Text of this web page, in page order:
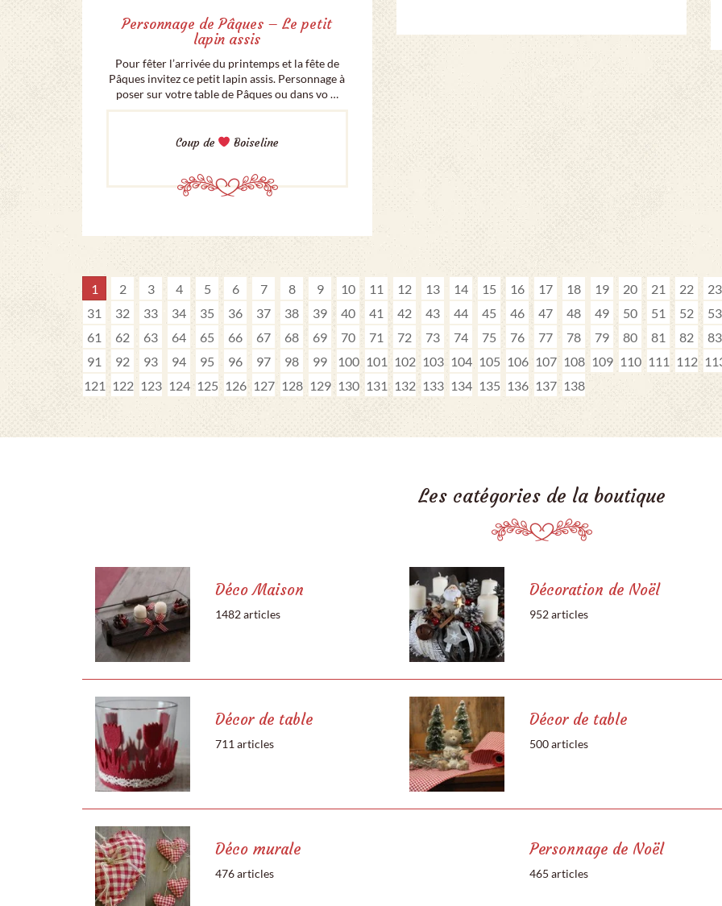
Personnage de Pâques – Le petit
lapin assis
Pour fêter l’arrivée du printemps et la fête de
Pâques invitez ce petit lapin assis. Personnage à
poser sur votre table de Pâques ou dans vo …
Coup de Boiseline
1 2 3 4 5 6 7 8 9 10 11 12 13 14 15 16 17 18 19 20 21 22
23
31
32 33 34 35 36 37 38 39 40 41 42 43 44 45 46 47 48 49 50 51 52
53
61
62 63 64 65 66 67 68 69 70 71 72 73 74 75 76 77 78 79 80 81 82
83
91
92 93 94 95 96 97 98 99 100 101 102 103 104 105 106 107 108 109 110 111 112
121
122 123 124 125 126 127 128 129 130 131 132 133 134 135 136 137 138
Les catégories de la boutique
Déco Maison
1482 articles
Décoration de Noël
952 articles
Décor de table
711 articles
Décor de table
500 articles
Déco murale
476 articles
Personnage de Noël
465 articles